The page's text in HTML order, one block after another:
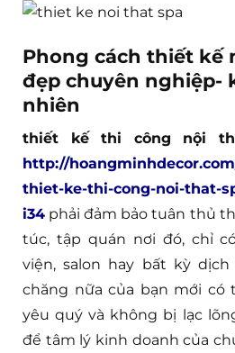
Phong cách thiết kế
đẹp chuyên nghiệp-
nhiên
thiết kế thi công nội
http://
thiet-ke-thi-cong-noi-that-
i34 phải đảm bảo tuân thủ
túc, tập quán nơi đó, chỉ
viện, salon hay bất kỳ
chăng nữa của bạn mới có
yêu quý và không bị lạc
để tâm lý kinh doanh của